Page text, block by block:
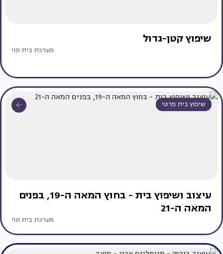
שיפוץ קטן-גדול
מערכת בית ונוי
שיפוץ בית פרטי
עיצוב ושיפוץ בית - בחוץ המאה ה-19, בפנים
המאה ה-21
מערכת בית ונוי